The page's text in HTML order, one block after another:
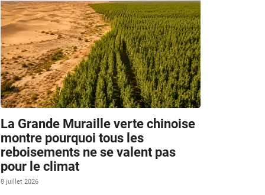
La Grande Muraille verte chinoise
montre pourquoi tous les
reboisements ne se valent pas
pour le climat
8 juillet 2026